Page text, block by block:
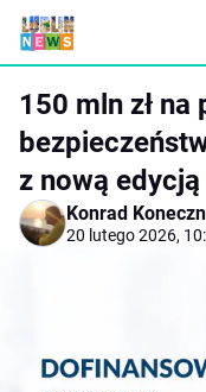
150 mln zł na
z nową
Konrad
20 lutego 2026,